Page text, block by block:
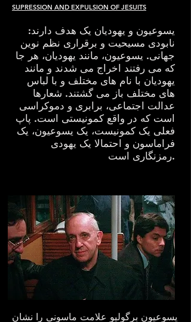
SUPRESSION AND EXPULSION OF JESUITS
یسوعیون و یهودیان یک هدف دارند:
نابودی مسیحیت و برقراری نظم نوین
جهانی. یسوعیون، مانند یهودیان، هر جا
که می رفتند اخراج می شدند و مانند
یهودیان با نام های مختلف و با لباس
های مختلف باز می گشتند. شعارها
عدالت اجتماعی، برابری و دموکراسی
است که در واقع کمونیستی است. پاپ
فعلی یک کمونیست، یک یسوعیون، یک
فراماسون و احتمالا یک یهودی
رمزنگاری است.
یسوعیون برگولیو علامت ماسونی را نشان